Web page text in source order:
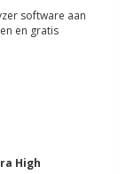
software aan
en gratis
High